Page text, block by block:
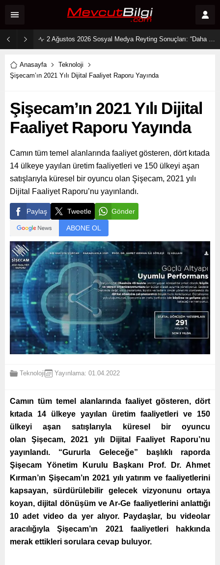
2 Ağustos 2026 Sosyal Medya Reyting Sonuçları: “Daha 17” Ekranlara Ambargo Koydu!
Anasayfa
Teknoloji
Şişecam’ın 2021 Yılı Dijital Faaliyet Raporu Yayında
Şişecam’ın 2021 Yılı Dijital
Faaliyet Raporu Yayında
Camın tüm temel alanlarında faaliyet gösteren, dört kıtada
14 ülkeye yayılan üretim faaliyetleri ve 150 ülkeyi aşan
satışlarıyla küresel bir oyuncu olan Şişecam, 2021 yılı
Dijital Faaliyet Raporu’nu yayınlandı.
Paylaş Tweetle Gönder
ABONE OL
Teknoloji Yayınlama: 01.04.2022
Camın tüm temel alanlarında faaliyet gösteren, dört
kıtada 14 ülkeye yayılan üretim faaliyetleri ve 150
ülkeyi aşan satışlarıyla küresel bir oyuncu
olanŞişecam, 2021 yılı Dijital Faaliyet Raporu’nu
yayınlandı. “Gururla Geleceğe” başlıklı raporda
Şişecam Yönetim Kurulu Başkanı Prof. Dr. Ahmet
Kırman’ın Şişecam’ın 2021 yılı yatırım ve faaliyetlerini
kapsayan, sürdürülebilir gelecek vizyonunu ortaya
koyan, dijital dönüşüm ve Ar-Ge faaliyetlerini anlattığı
10 adet video da yer alıyor. Paydaşlar, bu videolar
aracılığıyla Şişecam’ın 2021 faaliyetleri hakkında
merak ettikleri sorulara cevap buluyor.